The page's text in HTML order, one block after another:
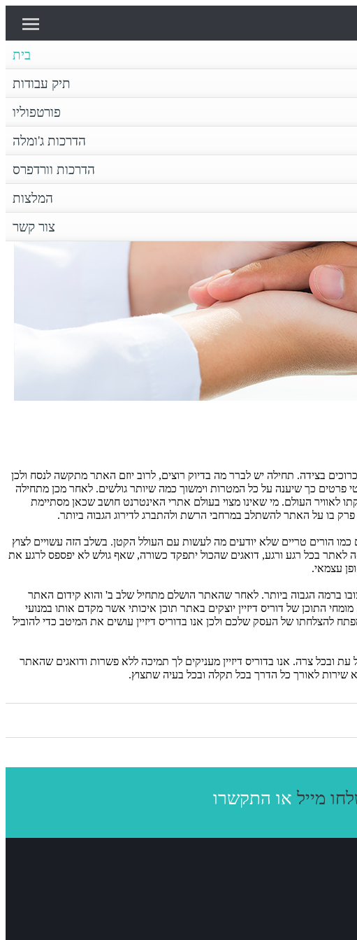
בית
תיק עבודות
פורטפוליו
הדרכות ג'ומלה
הדרכות וורדפרס
המלצות
צור קשר
דף הבית
בצידה. תחילה יש לברר מה בדיוק רוצים, לרוב יוזם האתר מתקשה לנסח ולכן
פרטים כך שיענה על כל המטרות וימשוך כמה שיותר גולשים. לאחר מכן מתחילה
לאוויר העולם. מי שאינו מצוי בעולם אתרי האינטרנט חושב שכאן מסתיימת
פרק בו על האתר להשתלב במרחבי הרשת ולהתברג לדירוג הגבוה ביותר.
הורים טריים שלא יודעים מה לעשות עם העולל הקטן. בשלב הזה עשויים לצוץ
בכל רגע ורגע, דואגים שהכול יתפקד כשורה, שאף גולש לא יפספס לרגע את
עצמאי.
ברמה הגבוה ביותר. לאחר שהאתר הושלם מתחיל שלב ב' והוא קידום האתר
התוכן של דוריס דיזיין יוצקים באתר תוכן איכותי אשר מקדם אותו במנועי
להצלחתו של העסק שלכם ולכן אנו בדוריס דיזיין עושים את המיטב כדי להוביל
ובכל צרה. אנו בדוריס דיזיין מעניקים לך תמיכה ללא פשרות ודואגים שהאתר
שירות לאורך כל הדרך בכל תקלה ובכל בעיה שתצוץ.
מייל